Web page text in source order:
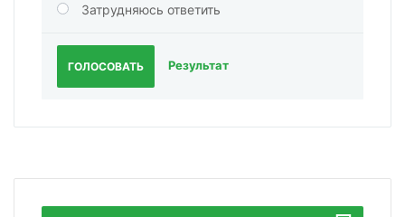
Затрудняюсь ответить
ГОЛОСОВАТЬ Результат